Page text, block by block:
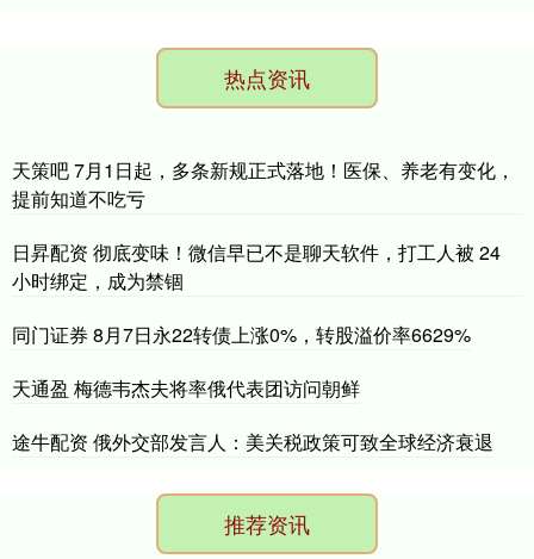
热点资讯
天策吧 7月1日起，多条新规正式落地！医保、养老有变化，
提前知道不吃亏
日昇配资 彻底变味！微信早已不是聊天软件，打工人被 24
小时绑定，成为禁锢
同门证券 8月7日永22转债上涨0%，转股溢价率6629%
天通盈 梅德韦杰夫将率俄代表团访问朝鲜
途牛配资 俄外交部发言人：美关税政策可致全球经济衰退
推荐资讯